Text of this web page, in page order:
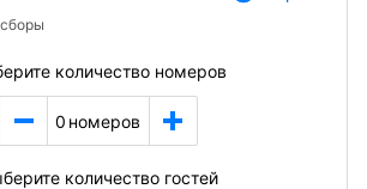
количество номеров
0 номеров
количество гостей